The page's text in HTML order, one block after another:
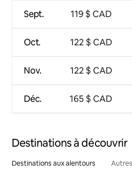
Sept.
Oct.
Nov.
Déc.
119 $ CAD
122 $ CAD
122 $ CAD
165 $ CAD
Destinations à découvrir
Destinations aux alentours